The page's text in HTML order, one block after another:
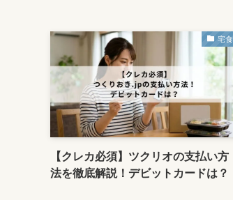
宅食
【クレカ必須】ツクリオの支払い方
法を徹底解説！デビットカードは？